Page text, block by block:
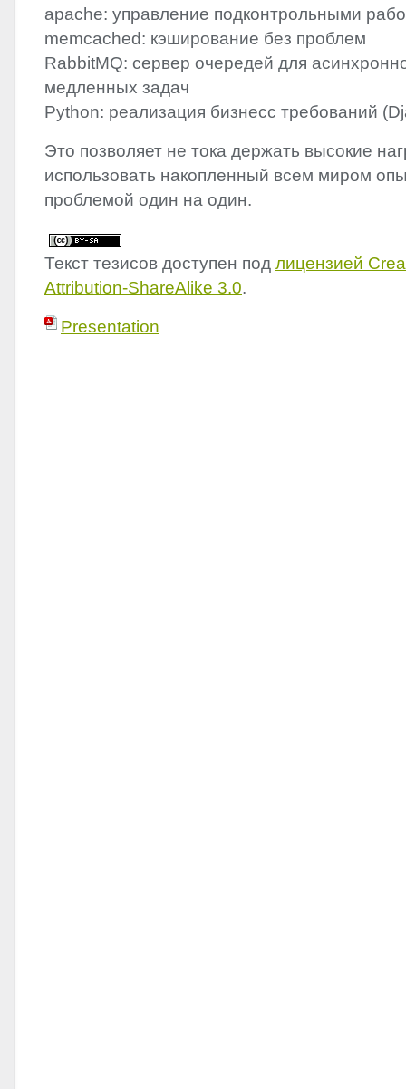
apache: управление подконтрольными
memcached: кэширование без проблем
RabbitMQ: сервер очередей для
медленных задач
Python: реализация бизнесс требований
Это позволяет не тока держать высокие
использовать накопленный всем миром
проблемой один на один.
Текст тезисов доступен под лицензией
Attribution-ShareAlike 3.0.
Presentation